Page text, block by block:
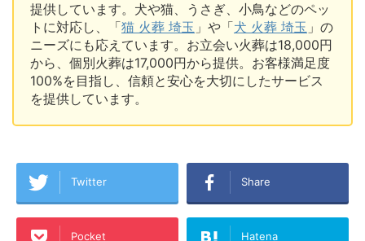
提供しています。犬や猫、うさぎ、小鳥などのペッ
トに対応し、「猫 火葬 埼玉 」や「犬 火葬 埼玉 」の
ニーズにも応えています。お立会い火葬は18,000円
から、個別火葬は17,000円から提供。お客様満足度
100%を目指し、信頼と安心を大切にしたサービス
を提供しています。
Twitter Share
Pocket Hatena